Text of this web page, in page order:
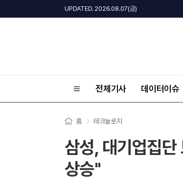
UPDATED. 2026.08.07(금)
전체기사 데이터이슈
홈 테크놀로지
삼성, 대기업집
상승"